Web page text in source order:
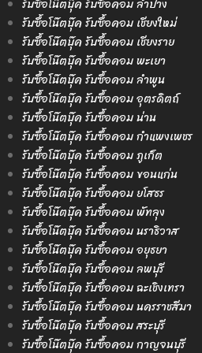
รับซื้อโน๊ตบุ๊ค รับซื้อคอม ลำปาง
รับซื้อโน๊ตบุ๊ค รับซื้อคอม เชียงใหม่
รับซื้อโน๊ตบุ๊ค รับซื้อคอม เชียงราย
รับซื้อโน๊ตบุ๊ค รับซื้อคอม พะเยา
รับซื้อโน๊ตบุ๊ค รับซื้อคอม ลำพูน
รับซื้อโน๊ตบุ๊ค รับซื้อคอม อุตรดิตถ์
รับซื้อโน๊ตบุ๊ค รับซื้อคอม น่าน
รับซื้อโน๊ตบุ๊ค รับซื้อคอม กำแพงเพชร
รับซื้อโน๊ตบุ๊ค รับซื้อคอม ภูเก็ต
รับซื้อโน๊ตบุ๊ค รับซื้อคอม ขอนแก่น
รับซื้อโน๊ตบุ๊ค รับซื้อคอม ยโสธร
รับซื้อโน๊ตบุ๊ค รับซื้อคอม พัทลุง
รับซื้อโน๊ตบุ๊ค รับซื้อคอม นราธิวาส
รับซื้อโน๊ตบุ๊ค รับซื้อคอม อยุธยา
รับซื้อโน๊ตบุ๊ค รับซื้อคอม ลพบุรี
รับซื้อโน๊ตบุ๊ค รับซื้อคอม ฉะเชิงเทรา
รับซื้อโน๊ตบุ๊ค รับซื้อคอม นครราชสีมา
รับซื้อโน๊ตบุ๊ค รับซื้อคอม สระบุรี
รับซื้อโน๊ตบุ๊ค รับซื้อคอม กาญจนบุรี